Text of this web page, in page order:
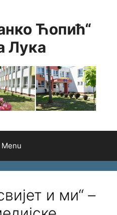
Ћопић“
Лука
Menu
и ми“ –